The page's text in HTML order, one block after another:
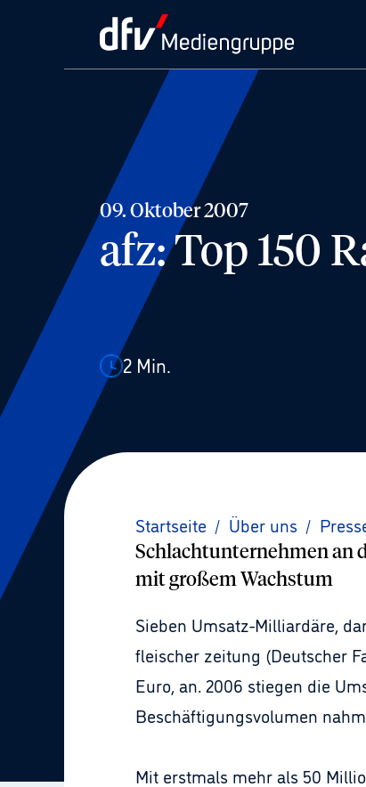
09. Oktober 2007
afz: Top 150
2 Min.
Startseite / Über uns /
Schlachtunternehmen an
mit großem Wachstum
Sieben Umsatz-Milliardäre,
fleischer zeitung (Deutscher
Euro, an. 2006 stiegen die
Beschäftigungsvolumen
Mit erstmals mehr als 50